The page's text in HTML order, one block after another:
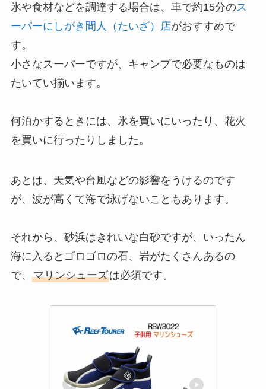
氷や食材などを調達する場合は、車で約15分のス
ーパーにしがき間人（たいざ）店がおすすめで
す。
小さなスーパーですが、キャンプで必要なものは
たいてい揃います。
何泊かするときには、氷を買いにいったり、花火
を買いに行ったりしました。
あとは、天気や台風などの影響をうけるのです
が、波が高くて海で泳げないこともあります。
それから、砂浜はきれいな白砂ですが、いったん
海に入るとゴロゴロの石、岩がたくさんあるの
で、 マリンシューズは必須です。